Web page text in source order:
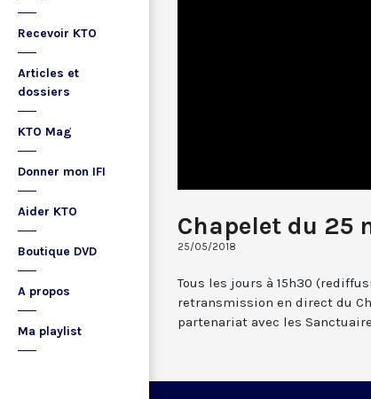
Recevoir KTO
Articles et
dossiers
KTO Mag
Donner mon IFI
Aider KTO
Boutique DVD
A propos
Ma playlist
Chapelet du 25
25/05/2018
Tous les jours à 15h30
retransmission en direct du
partenariat avec les